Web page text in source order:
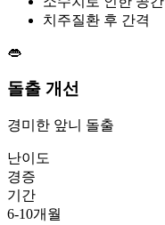
치주질환 후 간격
👄
돌출 개선
경미한 앞니 돌출
난이도
경증
기간
6-10개월